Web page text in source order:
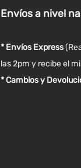
Envíosa nivel
* Envíos Express
las 2pm y recibe el
* Cambios y